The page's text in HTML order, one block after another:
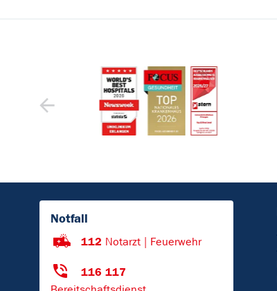
Notfall
112 Notarzt | Feuerwehr
116 117